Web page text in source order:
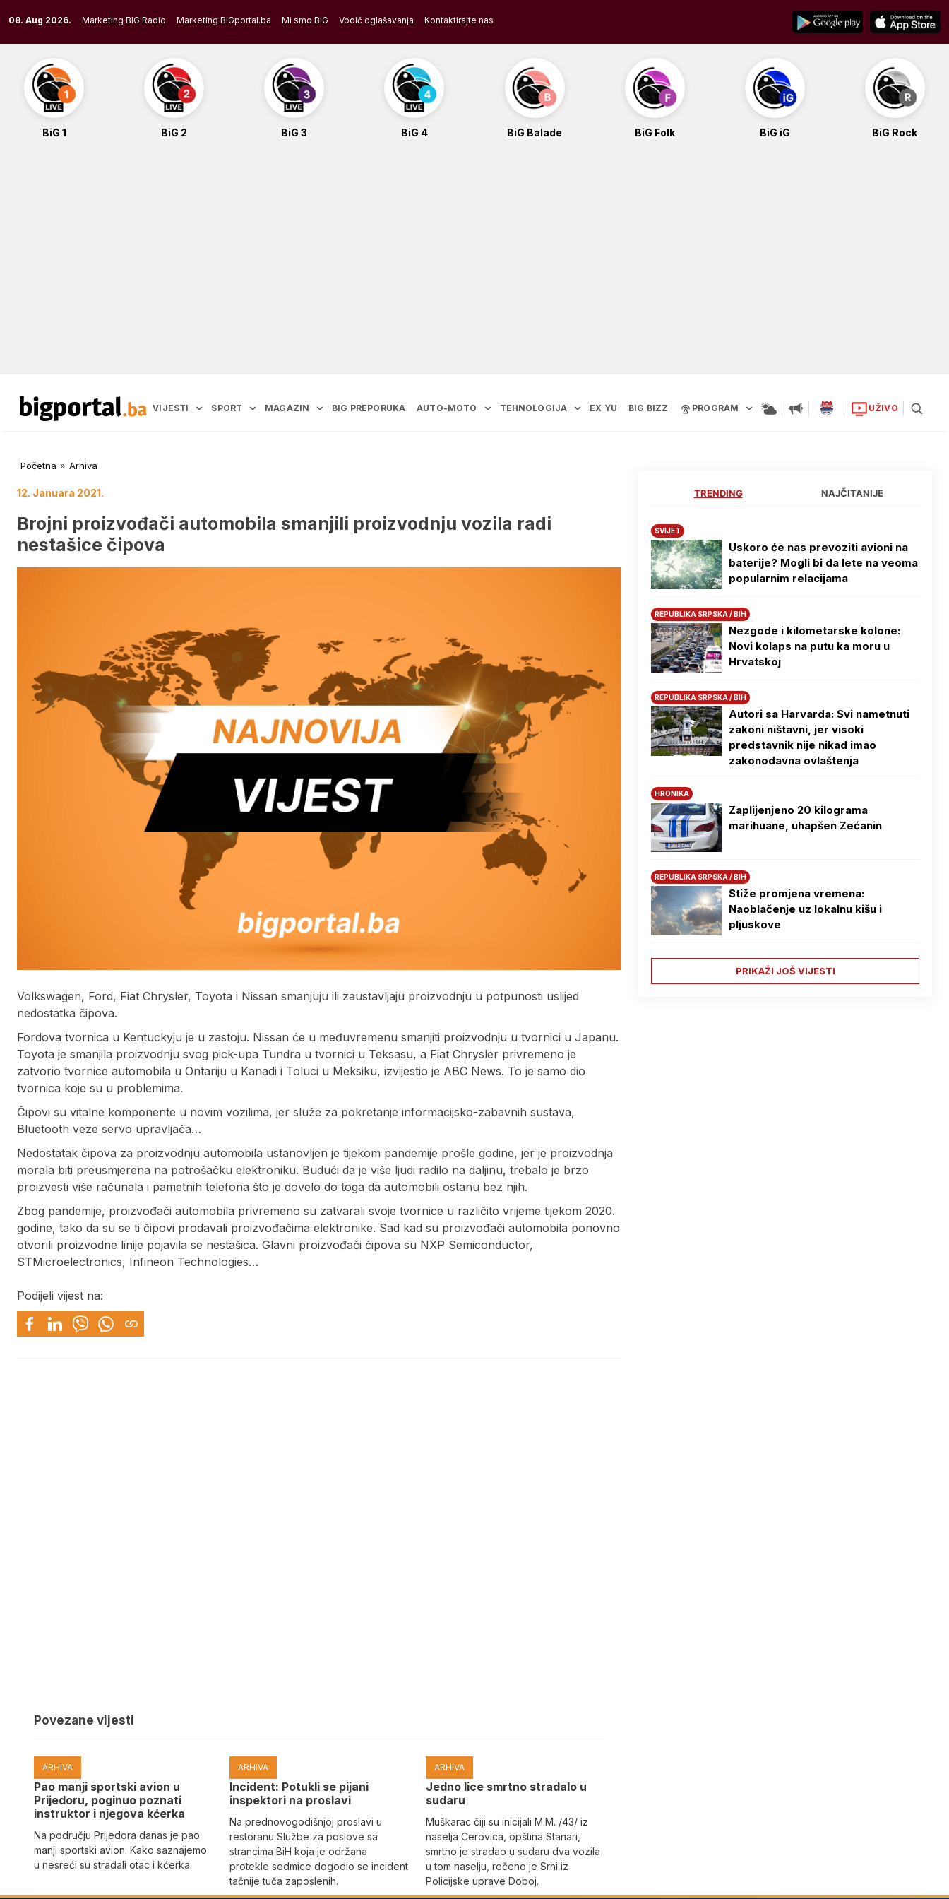
to
content
08. Aug 2026. Marketing BIG Radio Marketing BiGportal.ba Mi smo BiG Vodič oglašavanja Kontaktirajte nas
BiG 1 BiG 2 BiG 3 BiG 4 BiG Balade BiG Folk BiG iG BiG Rock
VIJESTI SPORT MAGAZIN BIG PREPORUKA AUTO-MOTO TEHNOLOGIJA EX YU BIG BIZZ PROGRAM UŽIVO
Početna » Arhiva
12. Januara 2021.
Brojni proizvođači automobila smanjili proizvodnju vozila radi
nestašice čipova
Volkswagen, Ford, Fiat Chrysler, Toyota i Nissan smanjuju ili zaustavljaju proizvodnju u potpunosti uslijed
nedostatka čipova.
Fordova tvornica u Kentuckyju je u zastoju. Nissan će u međuvremenu smanjiti proizvodnju u tvornici u Japanu.
Toyota je smanjila proizvodnju svog pick-upa Tundra u tvornici u Teksasu, a Fiat Chrysler privremeno je
zatvorio tvornice automobila u Ontariju u Kanadi i Toluci u Meksiku, izvijestio je ABC News. To je samo dio
tvornica koje su u problemima.
Čipovi su vitalne komponente u novim vozilima, jer služe za pokretanje informacijsko-zabavnih sustava,
Bluetooth veze servo upravljača…
Nedostatak čipova za proizvodnju automobila ustanovljen je tijekom pandemije prošle godine, jer je proizvodnja
morala biti preusmjerena na potrošačku elektroniku. Budući da je više ljudi radilo na daljinu, trebalo je brzo
proizvesti više računala i pametnih telefona što je dovelo do toga da automobili ostanu bez njih.
Zbog pandemije, proizvođači automobila privremeno su zatvarali svoje tvornice u različito vrijeme tijekom 2020.
godine, tako da su se ti čipovi prodavali proizvođačima elektronike. Sad kad su proizvođači automobila ponovno
otvorili proizvodne linije pojavila se nestašica. Glavni proizvođači čipova su NXP Semiconductor,
STMicroelectronics, Infineon Technologies…
Podijeli vijest na:
Povezane vijesti
ARHIVA
Pao manji sportski avion u
Prijedoru, poginuo poznati
instruktor i njegova kćerka
Na području Prijedora danas je pao
manji sportski avion. Kako saznajemo
u nesreći su stradali otac i kćerka.
ARHIVA
Incident: Potukli se pijani
inspektori na proslavi
Na prednovogodišnjoj proslavi u
restoranu Službe za poslove sa
strancima BiH koja je održana
protekle sedmice dogodio se incident
tačnije tuča zaposlenih.
ARHIVA
Јedno lice smrtno stradalo u
sudaru
Muškarac čiji su inicijali M.M. /43/ iz
naselja Cerovica, opština Stanari,
smrtno je stradao u sudaru dva vozila
u tom naselju, rečeno je Srni iz
Policijske uprave Doboj.
TRENDING NAJČITANIJE
SVIJET
Uskoro će nas prevoziti avioni na
baterije? Mogli bi da lete na veoma
popularnim relacijama
REPUBLIKA SRPSKA / BIH
Nezgode i kilometarske kolone:
Novi kolaps na putu ka moru u
Hrvatskoj
REPUBLIKA SRPSKA / BIH
Autori sa Harvarda: Svi nametnuti
zakoni ništavni, jer visoki
predstavnik nije nikad imao
zakonodavna ovlaštenja
HRONIKA
Zaplijenjeno 20 kilograma
marihuane, uhapšen Zećanin
REPUBLIKA SRPSKA / BIH
Stiže promjena vremena:
Naoblačenje uz lokalnu kišu i
pljuskove
PRIKAŽI JOŠ VIJESTI